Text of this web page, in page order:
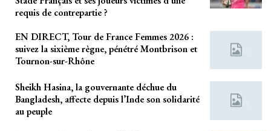
requis de contrepartie ?
EN DIRECT, Tour de France Femmes 2026 :
suivez la sixième règne, pénétré Montbrison et
Tournon-sur-Rhône
Sheikh Hasina, la gouvernante déchue du
Bangladesh, affecte depuis l’Inde son solidarité
au peuple